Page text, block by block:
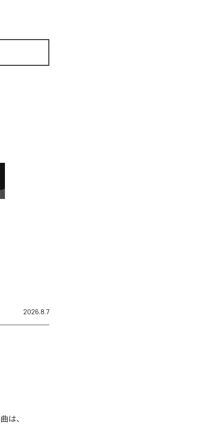
2026.8.7
は、